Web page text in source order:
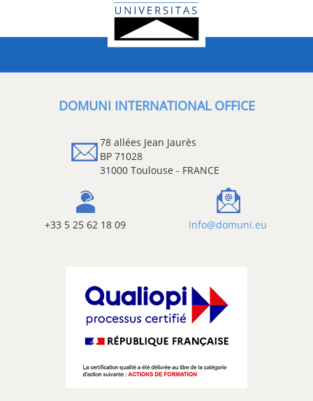
DOMUNI INTERNATIONAL OFFICE
78 allées Jean Jaurès
BP 71028
31000 Toulouse - FRANCE
+33 5 25 62 18 09 info@domuni.eu